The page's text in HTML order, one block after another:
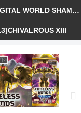
[EX-12]DIGITAL WORLD SHAMBALA
XIII